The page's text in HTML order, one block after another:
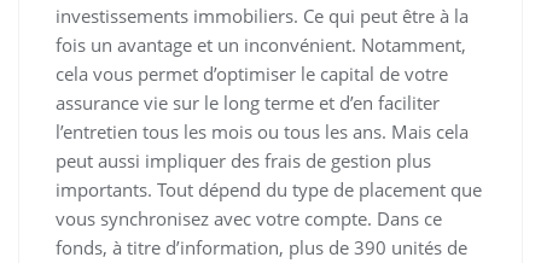
investissements immobiliers. Ce qui peut être à la
fois un avantage et un inconvénient. Notamment,
cela vous permet d’optimiser le capital de votre
assurance vie sur le long terme et d’en faciliter
l’entretien tous les mois ou tous les ans. Mais cela
peut aussi impliquer des frais de gestion plus
importants. Tout dépend du type de placement que
vous synchronisez avec votre compte. Dans ce
fonds, à titre d’information, plus de 390 unités de